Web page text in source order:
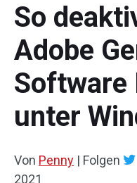
So
Adobe
unter
Von Penny | Folgen
2021